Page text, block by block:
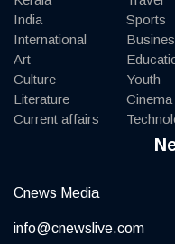
India
International
Art
Culture
Literature
Current affairs
Sports
Youth
Cinema
Cnews Media
info@cnewslive.com